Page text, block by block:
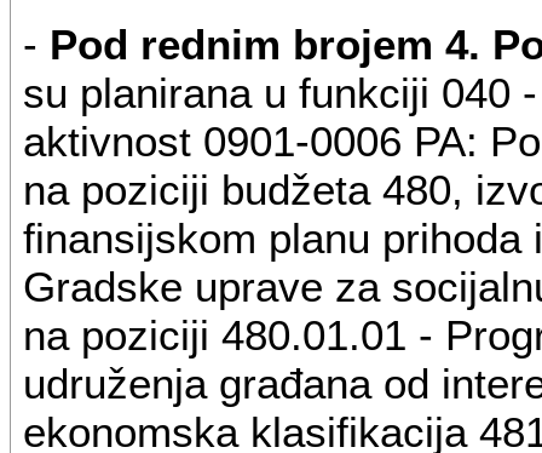
- Pod rednim brojem 4.
su planirana u funkciji 040
aktivnost 0901-0006 PA:
na poziciji budžeta 480,
finansijskom planu
Gradske uprave za
na poziciji 480.01.01 -
udruženja građana od
ekonomska klasifikacija